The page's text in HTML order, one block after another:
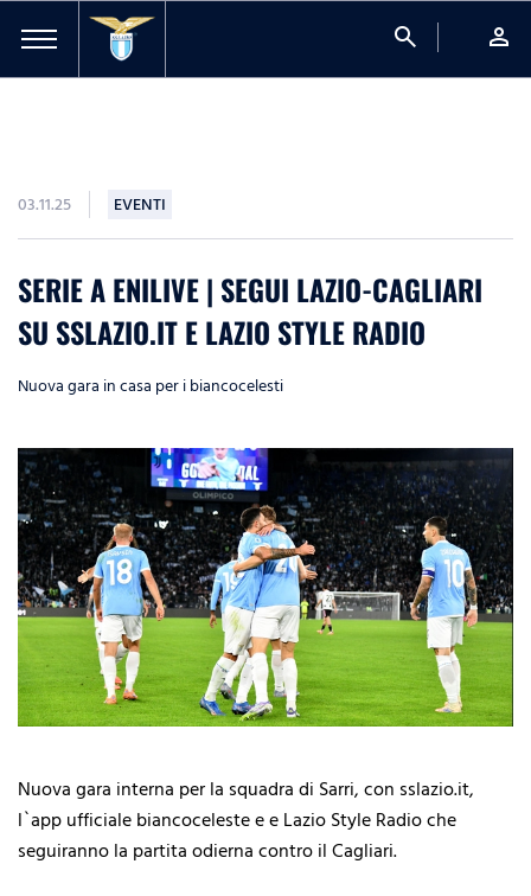
search person
03.11.25 EVENTI
SERIE A ENILIVE | SEGUI LAZIO-CAGLIARI
SU SSLAZIO.IT E LAZIO STYLE RADIO
Nuova gara in casa per i biancocelesti
Nuova gara interna per la squadra di Sarri, con sslazio.it,
l`app ufficiale biancoceleste e e Lazio Style Radio che
seguiranno la partita odierna contro il Cagliari.